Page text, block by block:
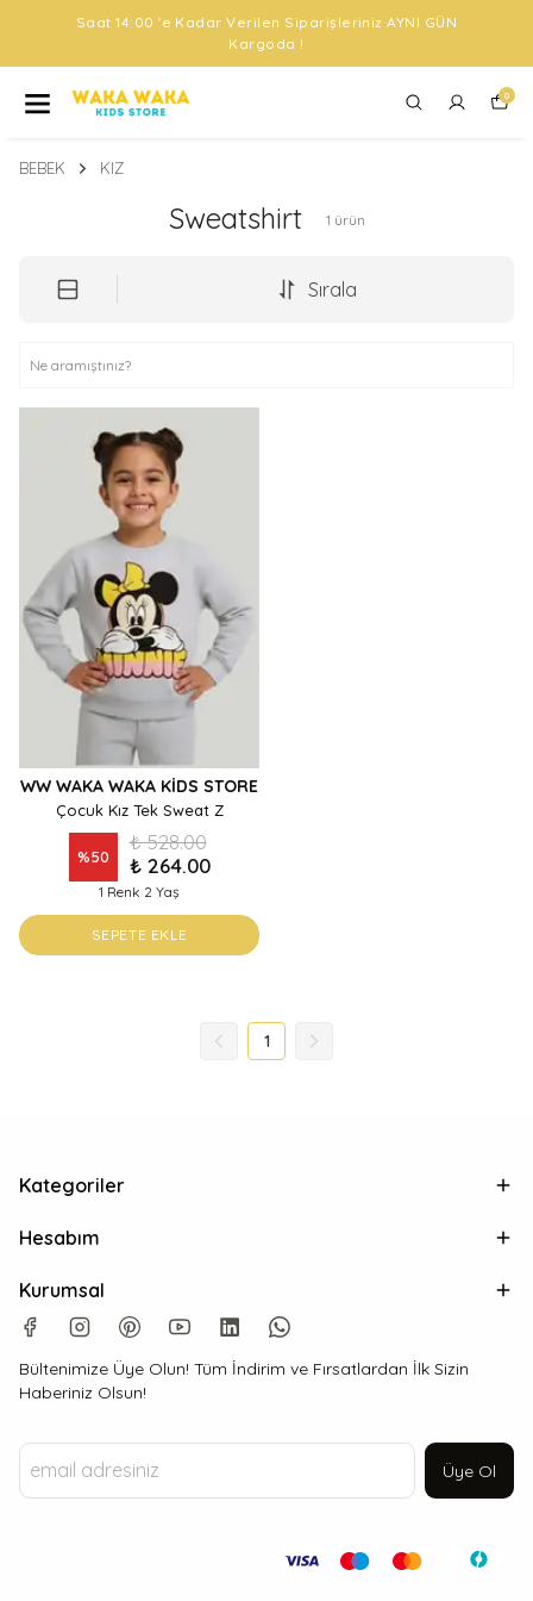
Saat 14:00 'e Kadar Verilen Siparişleriniz AYNI GÜN
Kargoda !
0
BEBEK KIZ
Sweatshirt 1 ürün
Sırala
WW WAKA WAKA KIDS STORE
Çocuk Kız Tek Sweat Z
%50
₺ 528.00
₺ 264.00
1 Renk 2 Yaş
SEPETE EKLE
1
Kategoriler
Hesabım
Kurumsal
Bültenimize Üye Olun! Tüm İndirim ve Fırsatlardan İlk Sizin
Haberiniz Olsun!
Üye Ol